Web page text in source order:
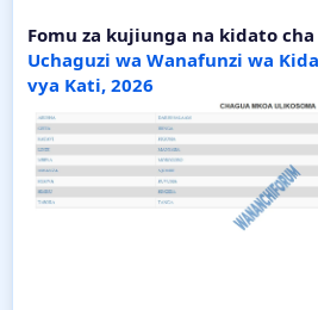
Fomu za kujiunga na kidato
Uchaguzi wa Wanafunzi wa
vya Kati, 2026